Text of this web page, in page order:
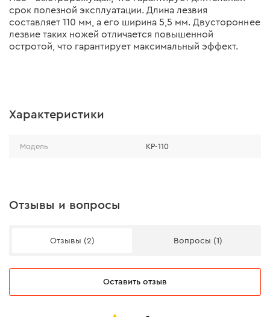
срок полезной эксплуатации. Длина лезвия
составляет 110 мм, а его ширина 5,5 мм. Двустороннее
лезвие таких ножей отличается повышенной
остротой, что гарантирует максимальный эффект.
Характеристики
Модель KP-110
Отзывы и вопросы
Отзывы (2) Вопросы (1)
Оставить отзыв